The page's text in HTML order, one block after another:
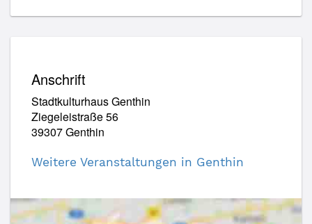
Anschrift
Stadtkulturhaus Genthin
Ziegeleistraße 56
39307 Genthin
Weitere Veranstaltungen in Genthin